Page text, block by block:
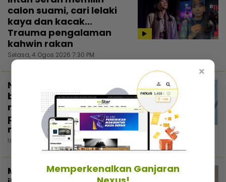
calon suami, cari lelaki
kaya dan kacak...
Trauma pengalaman
kahwin rakan
Selasa, 4 Ogos 2026 7:30 PM
3:02
Nadzmi Adhwa bagi
bantuan bukan untuk
menunjuk, niat cari
pahala... Kongsi di
media sosial elak fitnah
Isnin, 3 Ogos 2026 5:30 PM
Majikan tindas pekerja
×
Memperkenalkan Ganjaran